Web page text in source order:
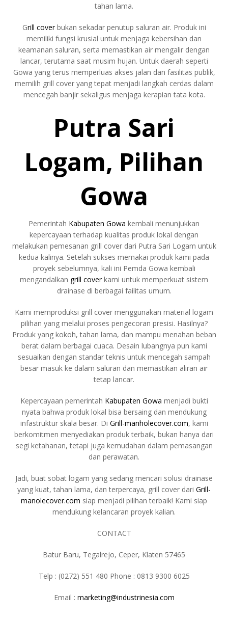
tahan lama.
Grill coverbukan sekadar penutup saluran air. Produk ini
memiliki fungsi krusial untuk menjaga kebersihan dan
keamanan saluran, serta memastikan air mengalir dengan
lancar, terutama saat musim hujan. Untuk daerah seperti
Gowa yang terus memperluas akses jalan dan fasilitas publik,
memilih grill cover yang tepat menjadi langkah cerdas dalam
mencegah banjir sekaligus menjaga kerapian tata kota.
Putra Sari
Logam, Pilihan
Gowa
Pemerintah Kabupaten Gowa kembali menunjukkan
kepercayaan terhadap kualitas produk lokal dengan
melakukan pemesanan grill cover dari Putra Sari Logam untuk
kedua kalinya. Setelah sukses memakai produk kami pada
proyek sebelumnya, kali ini Pemda Gowa kembali
mengandalkan grill coverkami untuk memperkuat sistem
drainase di berbagai failitas umum.
Kami memproduksi grill cover menggunakan material logam
pilihan yang melalui proses pengecoran presisi. Hasilnya?
Produk yang kokoh, tahan lama, dan mampu menahan beban
berat dalam berbagai cuaca. Desain lubangnya pun kami
sesuaikan dengan standar teknis untuk mencegah sampah
besar masuk ke dalam saluran dan memastikan aliran air
tetap lancar.
Kepercayaan pemerintah Kabupaten Gowa menjadi bukti
nyata bahwa produk lokal bisa bersaing dan mendukung
infastruktur skala besar. Di Grill-manholecover.com, kami
berkomitmen menyediakan produk terbaik, bukan hanya dari
segi ketahanan, tetapi juga kemudahan dalam pemasangan
dan perawatan.
Jadi, buat sobat logam yang sedang mencari solusi drainase
yang kuat, tahan lama, dan terpercaya, grill cover dari Grill-
manolecover.com siap menjadi pilihan terbaik! Kami siap
mendukung kelancaran proyek kalian.
CONTACT
Batur Baru, Tegalrejo, Ceper, Klaten 57465
Telp : (0272) 551 480 Phone : 0813 9300 6025
Email : marketing@industrinesia.com